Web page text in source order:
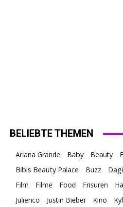
BELIEBTE THEMEN
Ariana Grande Baby Beauty
Bibis Beauty Palace Buzz
Film
Filme Food Frisuren
Julienco
Justin Bieber Kino